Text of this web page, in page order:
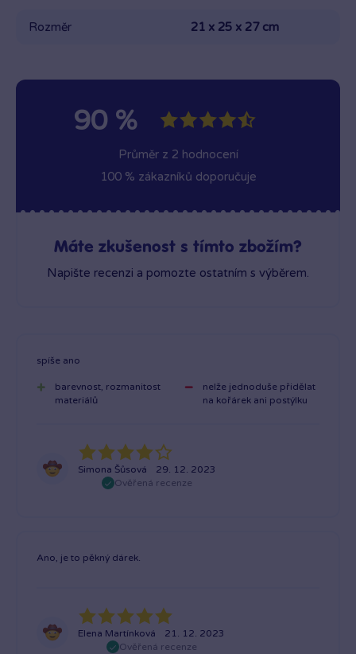
Rozměr 21 x 25 x 27 cm
90 %
Průměr z 2 hodnocení
100 % zákazníků doporučuje
Máte zkušenost s tímto zbožím?
Napište recenzi a pomozte ostatním s výběrem.
Simona Šůsová
29. 12. 2023
Ověřená recenze
spíše ano
barevnost, rozmanitost
materiálů
nelže jednoduše přidělat
na kořárek ani postýlku
Elena Martínková
21. 12. 2023
Ověřená recenze
Ano, je to pěkný dárek.